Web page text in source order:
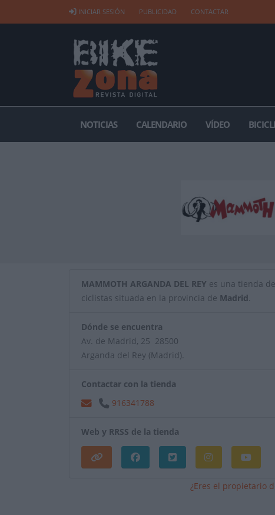
INICIAR SESIÓN PUBLICIDAD CONTACTAR
NOTICIAS CALENDARIO VÍDEO
MAMMOTH ARGANDA DEL REY es una tienda
ciclistas situada en la provincia de Madrid.
Dónde se encuentra
Av. de Madrid, 25 28500
Arganda del Rey (Madrid).
Contactar con la tienda
916341788
Web y RRSS de la tienda
¿Eres el propietario